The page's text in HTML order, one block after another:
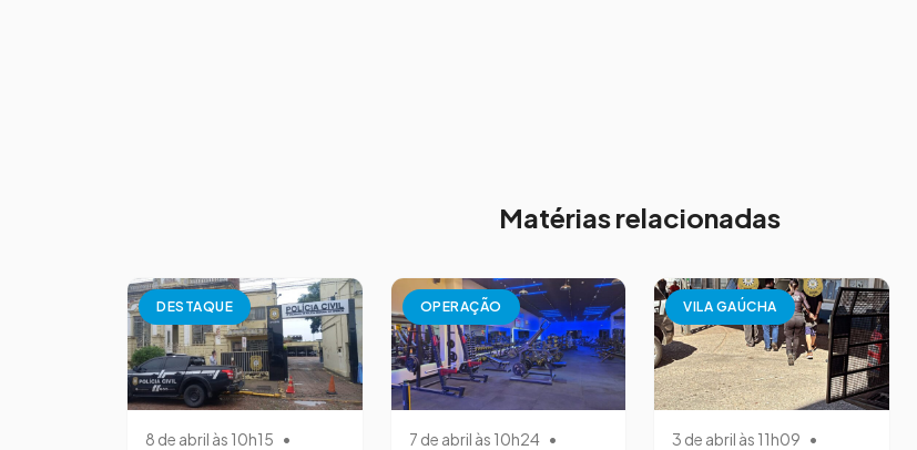
Matérias relacionadas
DESTAQUE
8 de abril às 10h15 •
OPERAÇÃO
7 de abril às 10h24 •
VILA GAÚCHA
3 de abril às 11h09 •